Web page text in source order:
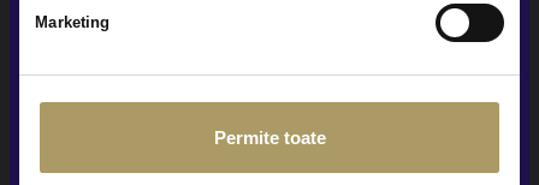
Marketing
Permite toate